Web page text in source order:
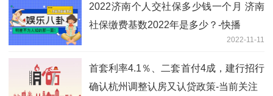
2022济南个人交社保多少钱一个月 济南
社保缴费基数2022年是多少？-快播
2022-11-11
首套利率4.1％、二套首付4成，建行招行
确认杭州调整认房又认贷政策-当前关注